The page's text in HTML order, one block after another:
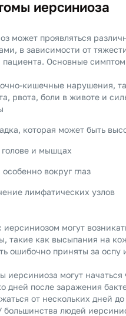
иерсиниоза
может проявляться
в зависимости от
пациента. Основные
кишечные нарушения,
рвота, боли в животе и
которая может быть
голове и мышцах
вокруг глаз
лимфатических узлов
иерсиниозом могут
такие как высыпания на
ошибочно приняты за оспу
иерсиниоза могут начаться
дней после заражения
от нескольких дней
большинства людей